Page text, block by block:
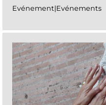
Evénement|Evénements